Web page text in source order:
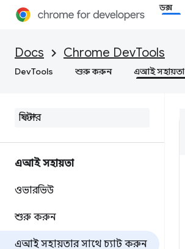
ডক্স
Docs Chrome DevTools
DevTools শুরু করুন এআই সহায়তা
এআই সহায়তা
ওভারভিউ
শুরু করুন
এআই সহায়তার সাথে চ্যাট করুন